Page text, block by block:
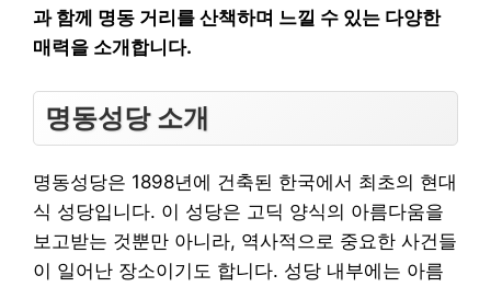
과 함께 명동 거리를 산책하며 느낄 수 있는 다양한
매력을 소개합니다.
명동성당 소개
명동성당은 1898년에 건축된 한국에서 최초의 현대
식 성당입니다. 이 성당은 고딕 양식의 아름다움을
보고받는 것뿐만 아니라, 역사적으로 중요한 사건들
이 일어난 장소이기도 합니다. 성당 내부에는 아름